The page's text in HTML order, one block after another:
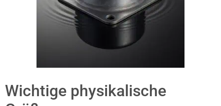
Wichtige physikalische